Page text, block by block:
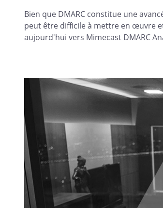
Bien que DMARC constitue une
peut être difficile à mettre en œuvre
aujourd'hui vers Mimecast DMARC